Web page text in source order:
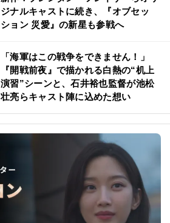
ジナルキャストに続き、『オブセッ
ション 災愛』の新星も参戦へ
「海軍はこの戦争をできません！」
『開戦前夜』で描かれる白熱の“机上
演習”シーンと、石井裕也監督が池松
壮亮らキャスト陣に込めた想い